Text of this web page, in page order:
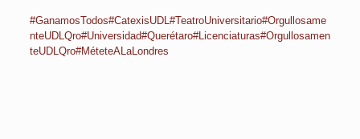
#GanamosTodos#CatexisUDL#TeatroUniversitario#Orgullosame
nteUDLQro#Universidad#Querétaro#Licenciaturas#Orgullosamen
teUDLQro#MéteteALaLondres